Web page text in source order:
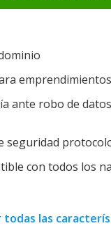
ante robo de datos
seguridad
con todos los
todas las